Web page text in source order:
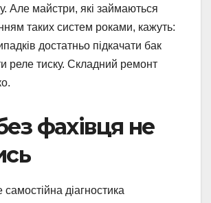
Але майстри, які займаються
таких систем роками, кажуть:
достатньо підкачати бак
реле тиску. Складний ремонт
фахівця не
самостійна діагностика